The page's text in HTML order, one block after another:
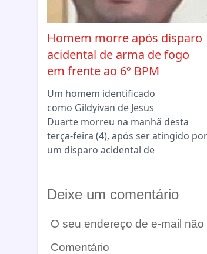
Homem morre após disparo
acidental de arma de fogo
em frente ao 6º BPM
Um homem identificado
como Gildyivan de Jesus
Duarte morreu na manhã desta
terça-feira (4), após ser atingido por
um disparo acidental de
Deixe um comentário
O seu endereço de e-mail
Comentário